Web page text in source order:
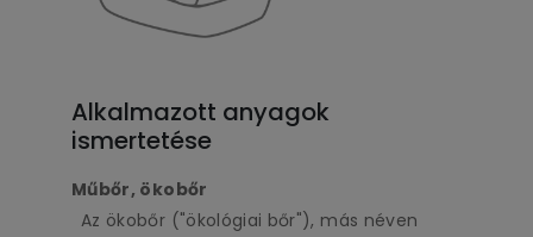
Alkalmazott anyagok
ismertetése
Műbőr, ökobőr
Az ökobőr ("ökológiai bőr"), más néven